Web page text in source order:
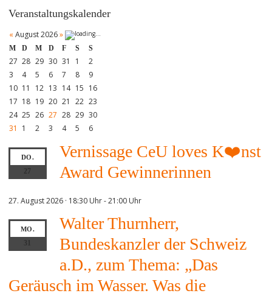
Veranstaltungskalender
« August 2026»
M D M D F S S
27 28 29 30 31 1
2
3
4 5 6 7 8
9
10 11 12 13 14 15 16
17 18 19 20 21 22 23
24 25 26 27 28 29 30
31
1 2 3 4 5 6
DO.
27
Vernissage CeU loves K❤️nst
Award Gewinnerinnen
27. August 2026 · 18:30 Uhr-21:00 Uhr
MO.
Walter Thurnherr,
Bundeskanzler der Schweiz
a.D., zum Thema: „Das
Geräusch im Wasser. Was die